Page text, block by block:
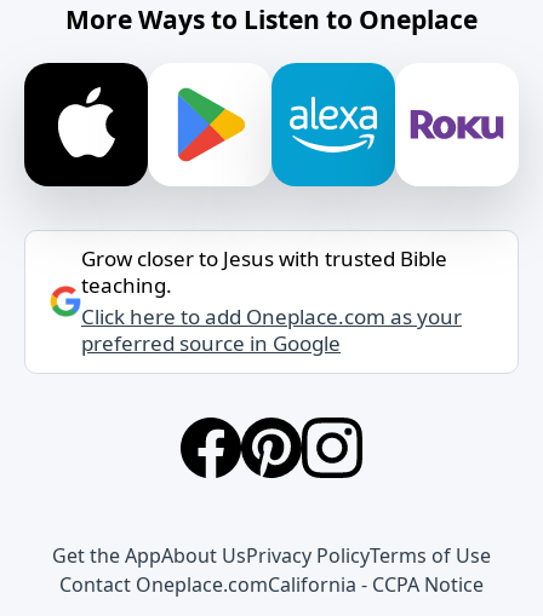
More Ways to Listen to Oneplace
Grow closer to Jesus with trusted Bible
teaching.
Click here to add Oneplace.com as your
preferred source in Google
Get the AppAbout UsPrivacy PolicyTerms of Use
Contact Oneplace.comCalifornia - CCPA Notice